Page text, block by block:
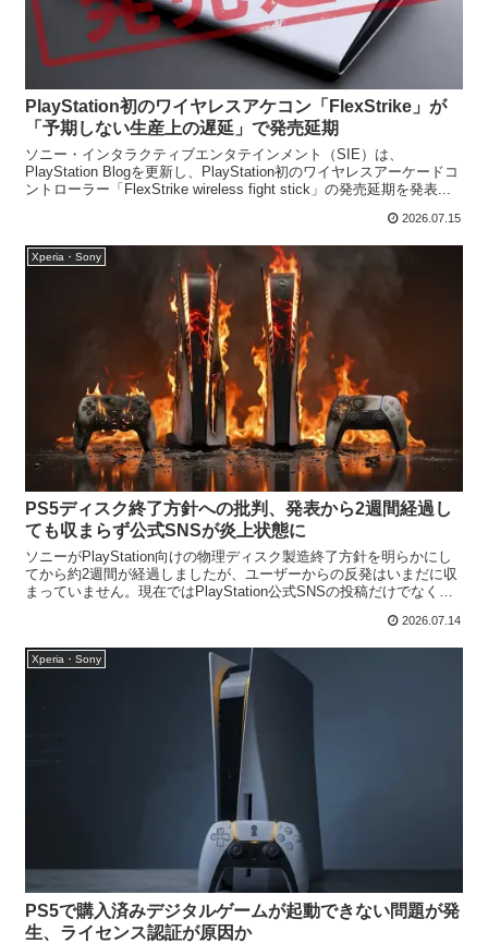
PlayStation初のワイヤレスアケコン「FlexStrike」が
「予期しない生産上の遅延」で発売延期
ソニー・インタラクティブエンタテインメント（SIE）は、
PlayStation Blogを更新し、PlayStation初のワイヤレスアーケードコ
ントローラー「FlexStrike wireless fight stick」の発売延期を発表...
2026.07.15
Xperia・Sony
PS5ディスク終了方針への批判、発表から2週間経過し
ても収まらず公式SNSが炎上状態に
ソニーがPlayStation向けの物理ディスク製造終了方針を明らかにし
てから約2週間が経過しましたが、ユーザーからの反発はいまだに収
まっていません。現在ではPlayStation公式SNSの投稿だけでなく、
2026.07.14
Xperia・Sony
PS5で購入済みデジタルゲームが起動できない問題が発
生、ライセンス認証が原因か